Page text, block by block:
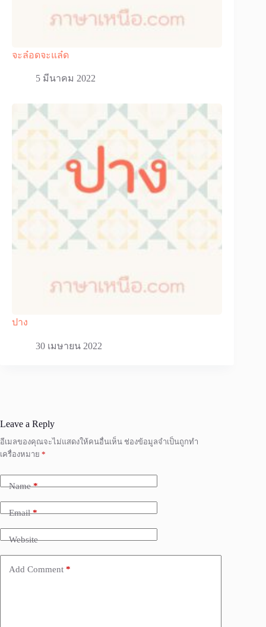
จะล๋อดจะแล๋ด
5 มีนาคม 2022
ปาง
30 เมษายน 2022
Leave a Reply
อีเมลของคุณจะไม่แสดงให้คนอื่นเห็น ช่องข้อมูลจำเป็นถูกทำ
เครื่องหมาย *
Name*
Email*
Website
Add Comment *